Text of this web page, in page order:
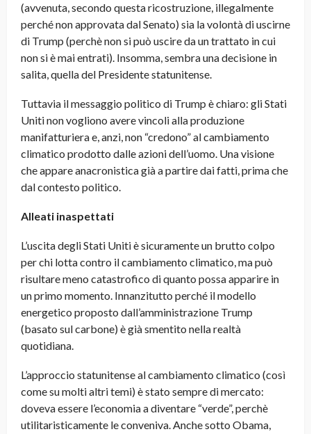
(avvenuta, secondo questa ricostruzione, illegalmente
perché non approvata dal Senato) sia la volontà di uscirne
di Trump (perchè non si può uscire da un trattato in cui
non si è mai entrati). Insomma, sembra una decisione in
salita, quella del Presidente statunitense.
Tuttavia il messaggio politico di Trump è chiaro: gli Stati
Uniti non vogliono avere vincoli alla produzione
manifatturiera e, anzi, non “credono” al cambiamento
climatico prodotto dalle azioni dell’uomo. Una visione
che appare anacronistica già a partire dai fatti, prima che
dal contesto politico.
Alleati inaspettati
L’uscita degli Stati Uniti è sicuramente un brutto colpo
per chi lotta contro il cambiamento climatico, ma può
risultare meno catastrofico di quanto possa apparire in
un primo momento. Innanzitutto perché il modello
energetico proposto dall’amministrazione Trump
(basato sul carbone) è già smentito nella realtà
quotidiana.
L’approccio statunitense al cambiamento climatico (così
come su molti altri temi) è stato sempre di mercato:
doveva essere l’economia a diventare “verde”, perchè
utilitaristicamente le conveniva. Anche sotto Obama,